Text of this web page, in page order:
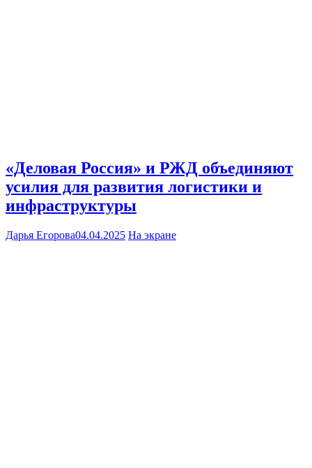
«Деловая Россия» и РЖД объединяют
усилия для развития логистики и
инфраструктуры
Дарья Егорова04.04.2025 На экране